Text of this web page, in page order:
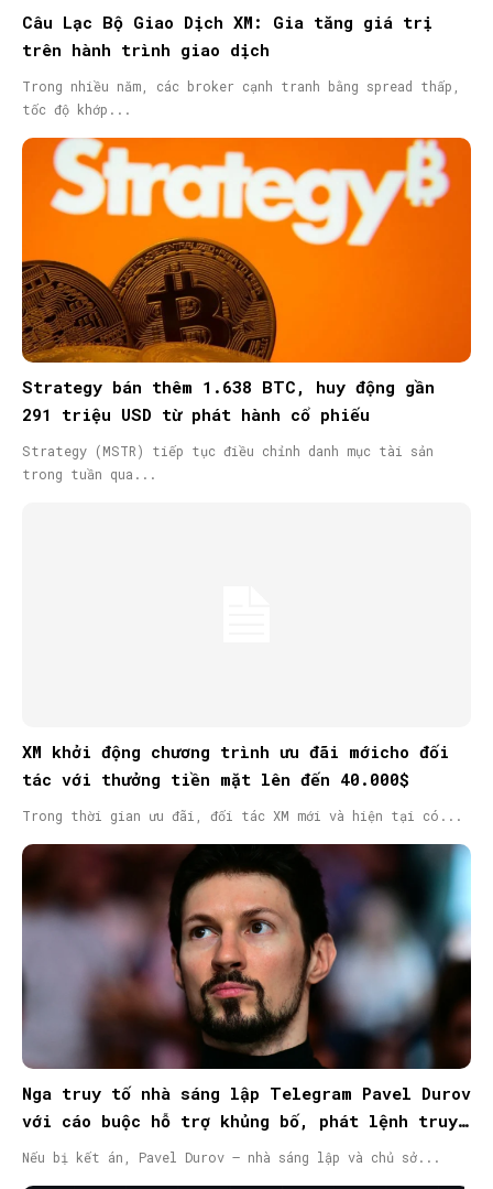
Câu Lạc Bộ Giao Dịch XM: Gia tăng giá trị
trên hành trình giao dịch
Trong nhiều năm, các broker cạnh tranh bằng spread thấp,
tốc độ khớp...
Strategy bán thêm 1.638 BTC, huy động gần
291 triệu USD từ phát hành cổ phiếu
Strategy (MSTR) tiếp tục điều chỉnh danh mục tài sản
trong tuần qua...
XM khởi động chương trình ưu đãi mớicho đối
tác với thưởng tiền mặt lên đến 40.000$
Trong thời gian ưu đãi, đối tác XM mới và hiện tại có...
Nga truy tố nhà sáng lập Telegram Pavel Durov
với cáo buộc hỗ trợ khủng bố, phát lệnh truy
nã quốc tế
Nếu bị kết án, Pavel Durov – nhà sáng lập và chủ sở...